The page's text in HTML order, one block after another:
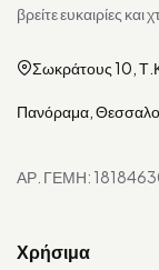
βρείτε ευκαιρίες
Σωκράτους 10,
Πανόραμα,
ΑΡ. ΓΕΜΗ:
Χρήσιμα